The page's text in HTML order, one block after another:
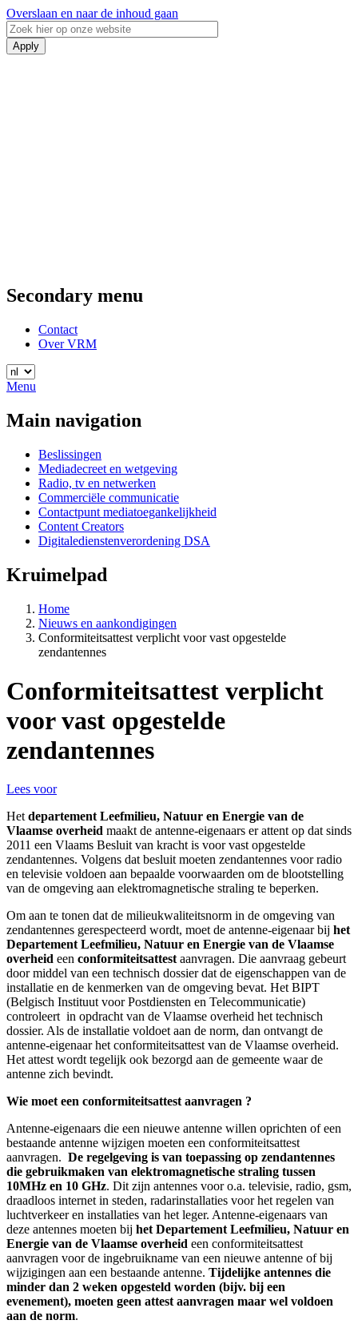
Overslaan en naar de inhoud gaan
Secondary menu
Contact
Over VRM
Menu
Main navigation
Beslissingen
Mediadecreet en wetgeving
Radio, tv en netwerken
Commerciële communicatie
Contactpunt mediatoegankelijkheid
Content Creators
Digitaledienstenverordening DSA
Kruimelpad
Home
Nieuws en aankondigingen
Conformiteitsattest verplicht voor vast opgestelde
zendantennes
Conformiteitsattest verplicht
voor vast opgestelde
zendantennes
Lees voor
Hetdepartement Leefmilieu, Natuur en Energie van de
Vlaamse overheid maakt de antenne-eigenaars er attent op dat sinds
2011 een Vlaams Besluit van kracht is voor vast opgestelde
zendantennes. Volgens dat besluit moeten zendantennes voor radio
en televisie voldoen aan bepaalde voorwaarden om de blootstelling
van de omgeving aan elektromagnetische straling te beperken.
Om aan te tonen dat de milieukwaliteitsnorm in de omgeving van
zendantennes gerespecteerd wordt, moet de antenne-eigenaar bij het
Departement Leefmilieu, Natuur en Energie van de Vlaamse
overheid een conformiteitsattestaanvragen. Die aanvraag gebeurt
door middel van een technisch dossier dat de eigenschappen van de
installatie en de kenmerken van de omgeving bevat. Het BIPT
(Belgisch Instituut voor Postdiensten en Telecommunicatie)
controleert in opdracht van de Vlaamse overheid het technisch
dossier. Als de installatie voldoet aan de norm, dan ontvangt de
antenne-eigenaar het conformiteitsattest van de Vlaamse overheid.
Het attest wordt tegelijk ook bezorgd aan de gemeente waar de
antenne zich bevindt.
Wie moet een conformiteitsattest aanvragen ?
Antenne-eigenaars die een nieuwe antenne willen oprichten of een
bestaande antenne wijzigen moeten een conformiteitsattest
aanvragen. De regelgeving is van toepassing op zendantennes
die gebruikmaken van elektromagnetische straling tussen
10MHz en 10 GHz. Dit zijn antennes voor o.a. televisie, radio, gsm,
draadloos internet in steden, radarinstallaties voor het regelen van
luchtverkeer en installaties van het leger. Antenne-eigenaars van
deze antennes moeten bij het Departement Leefmilieu, Natuur en
Energie van de Vlaamse overheid een conformiteitsattest
aanvragen voor de ingebruikname van een nieuwe antenne of bij
wijzigingen aan een bestaande antenne. Tijdelijke antennes die
minder dan 2 weken opgesteld worden (bijv. bij een
evenement), moeten geen attest aanvragen maar wel voldoen
aan de norm.